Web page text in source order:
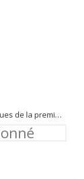
pression à froid